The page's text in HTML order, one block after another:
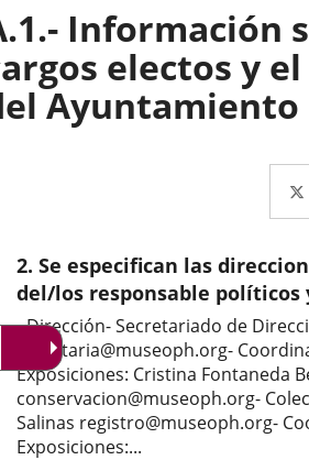
Información
electos y
Ayuntamiento
2. Se especifican las
del/los responsable
- Dirección- Secretariado de
secretaria@museoph.org-
Exposiciones: Cristina Fontaneda
conservacion@museoph.org-
Salinas registro@museoph.org-
Exposiciones:...